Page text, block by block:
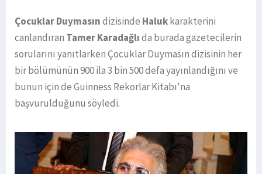
Çocuklar Duymasındizisinde Halukkarakterini
canlandıran Tamer Karadağlıda burada gazetecilerin
sorularını yanıtlarken Çocuklar Duymasın dizisinin her
bir bölümünün 900 ila 3 bin 500 defa yayınlandığını ve
bunun için de Guinness Rekorlar Kitabı'na
başvurulduğunu söyledi.